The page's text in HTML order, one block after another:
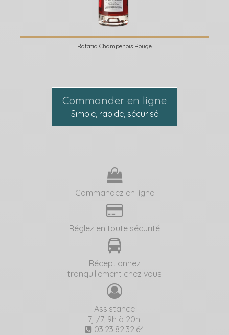
Ratafia Champenois Rouge
Commander en ligne
Simple, rapide, sécurisé
Commandez en ligne
Réglez en toute sécurité
Réceptionnez
tranquillement chez vous
Assistance
7j /7, 9h à 20h.
03.23.82.32.64